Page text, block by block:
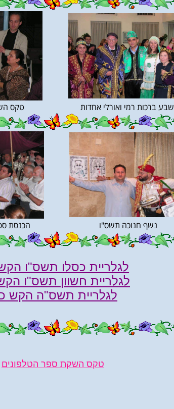
שבע ברכות רמי ואורלי אחדות טקס
נשף חנוכה תשס"ו הכנסת
לגלריית כסלו תשס"ו
לגלריית חשוון תשס"ו
לגלריית תשס"ה הקש
טקס השקת ספר הטלפונים